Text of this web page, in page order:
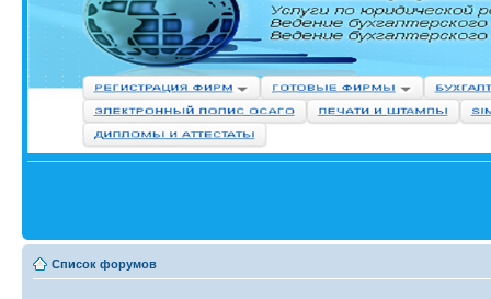
Список форумов